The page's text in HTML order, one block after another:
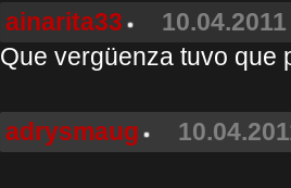
ainarita33
Que vergüenza tuvo que
adrysmaug